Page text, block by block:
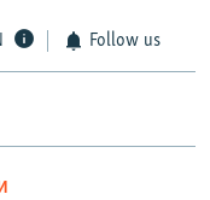
Follow us